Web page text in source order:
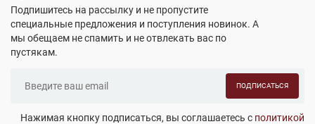
Подпишитесь на рассылку и не пропустите
специальные предложения и поступления новинок. А
мы обещаем не спамить и не отвлекать вас по
пустякам.
ПОДПИСАТЬСЯ
Нажимая кнопку подписаться, вы соглашаетесь с политикой